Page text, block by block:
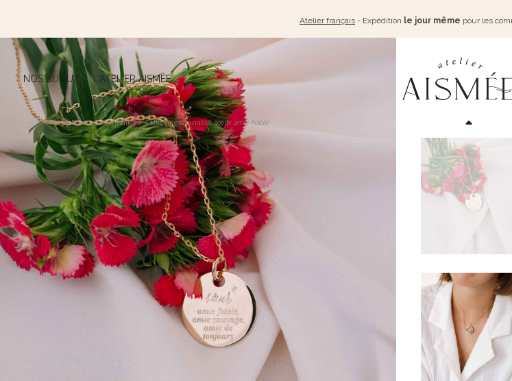
Atelier français - Expédition le jour même pour les
NOS BIJOUX L'ATELIER AISMÉE
Accueil- Bijoux personnalisés- Collier personnalisé sœur amie fidèle